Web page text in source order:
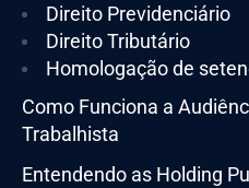
Direito Previdenciário
Direito Tributário
Homologação de
Como Funciona a
Trabalhista
Entendendo as Holding